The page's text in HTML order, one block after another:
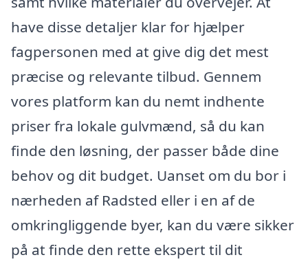
have disse detaljer klar for hjælper
fagpersonen med at give dig det mest
præcise og relevante tilbud. Gennem
vores platform kan du nemt indhente
priser fra lokale gulvmænd, så du kan
finde den løsning, der passer både dine
behov og dit budget. Uanset om du bor i
nærheden af Radsted eller i en af de
omkringliggende byer, kan du være sikker
på at finde den rette ekspert til dit